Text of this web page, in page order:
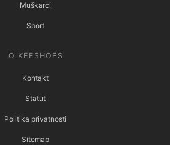
Muškarci
Sport
O KEESHOES
Kontakt
Statut
Politika privatnosti
Sitemap